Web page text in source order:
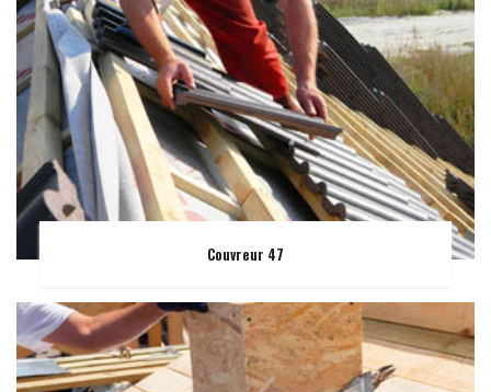
Couvreur 47